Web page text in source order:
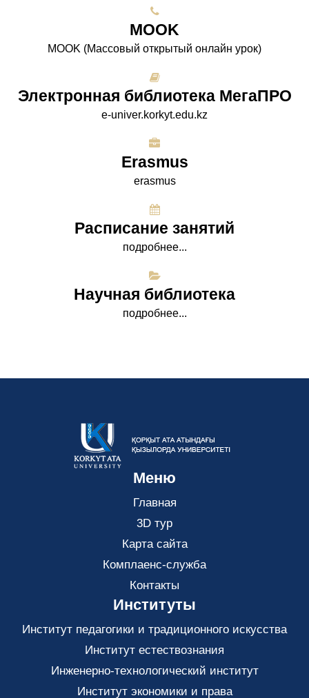
МООK
МООK (Массовый открытый онлайн урок)
Электронная библиотека МегаПРО
e-univer.korkyt.edu.kz
Erasmus
erasmus
Расписание занятий
подробнее...
Научная библиотека
подробнее...
Меню
Главная
3D тур
Карта сайта
Комплаенс-служба
Контакты
Институты
Институт педагогики и традиционного искусства
Институт естествознания
Инженерно-технологический институт
Институт экономики и права